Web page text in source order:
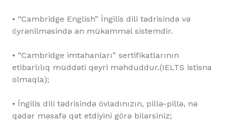
• “Cambridge English” İngilis dili tədrisində və
öyrənilməsində ən mükəmməl sistemdir.
• “Cambridge imtahanları” sertifikatlarının
etibarlılıq müddəti qeyri məhduddur.(IELTS istisna
olmaqla);
• İngilis dili tədrisində övladınızın, pillə-pillə, nə
qədər məsafə qət etdiyini görə bilərsiniz;